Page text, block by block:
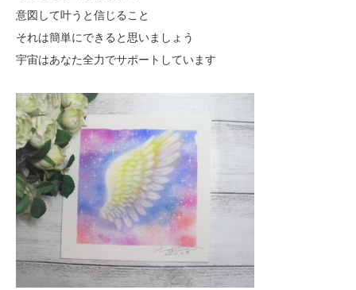
意図して叶うと信じること
それは簡単にできると思いましょう
宇宙はあなた全力でサポートしています